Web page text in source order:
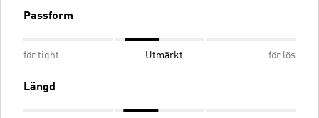
Passform
för tight Utmärkt för lös
Längd